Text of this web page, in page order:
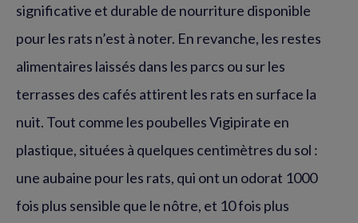
significative et durable de nourriture disponible
pour les rats n’est à noter. En revanche, les restes
alimentaires laissés dans les parcs ou sur les
terrasses des cafés attirent les rats en surface la
nuit. Tout comme les poubelles Vigipirate en
plastique, situées à quelques centimètres du sol :
une aubaine pour les rats, qui ont un odorat 1000
fois plus sensible que le nôtre, et 10 fois plus